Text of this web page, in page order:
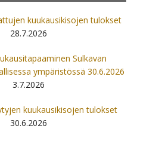
kuukausikisojen tulokset
28.7.2026
Sulkavan
ympäristössä 30.6.2026
3.7.2026
kuukausikisojen tulokset
30.6.2026